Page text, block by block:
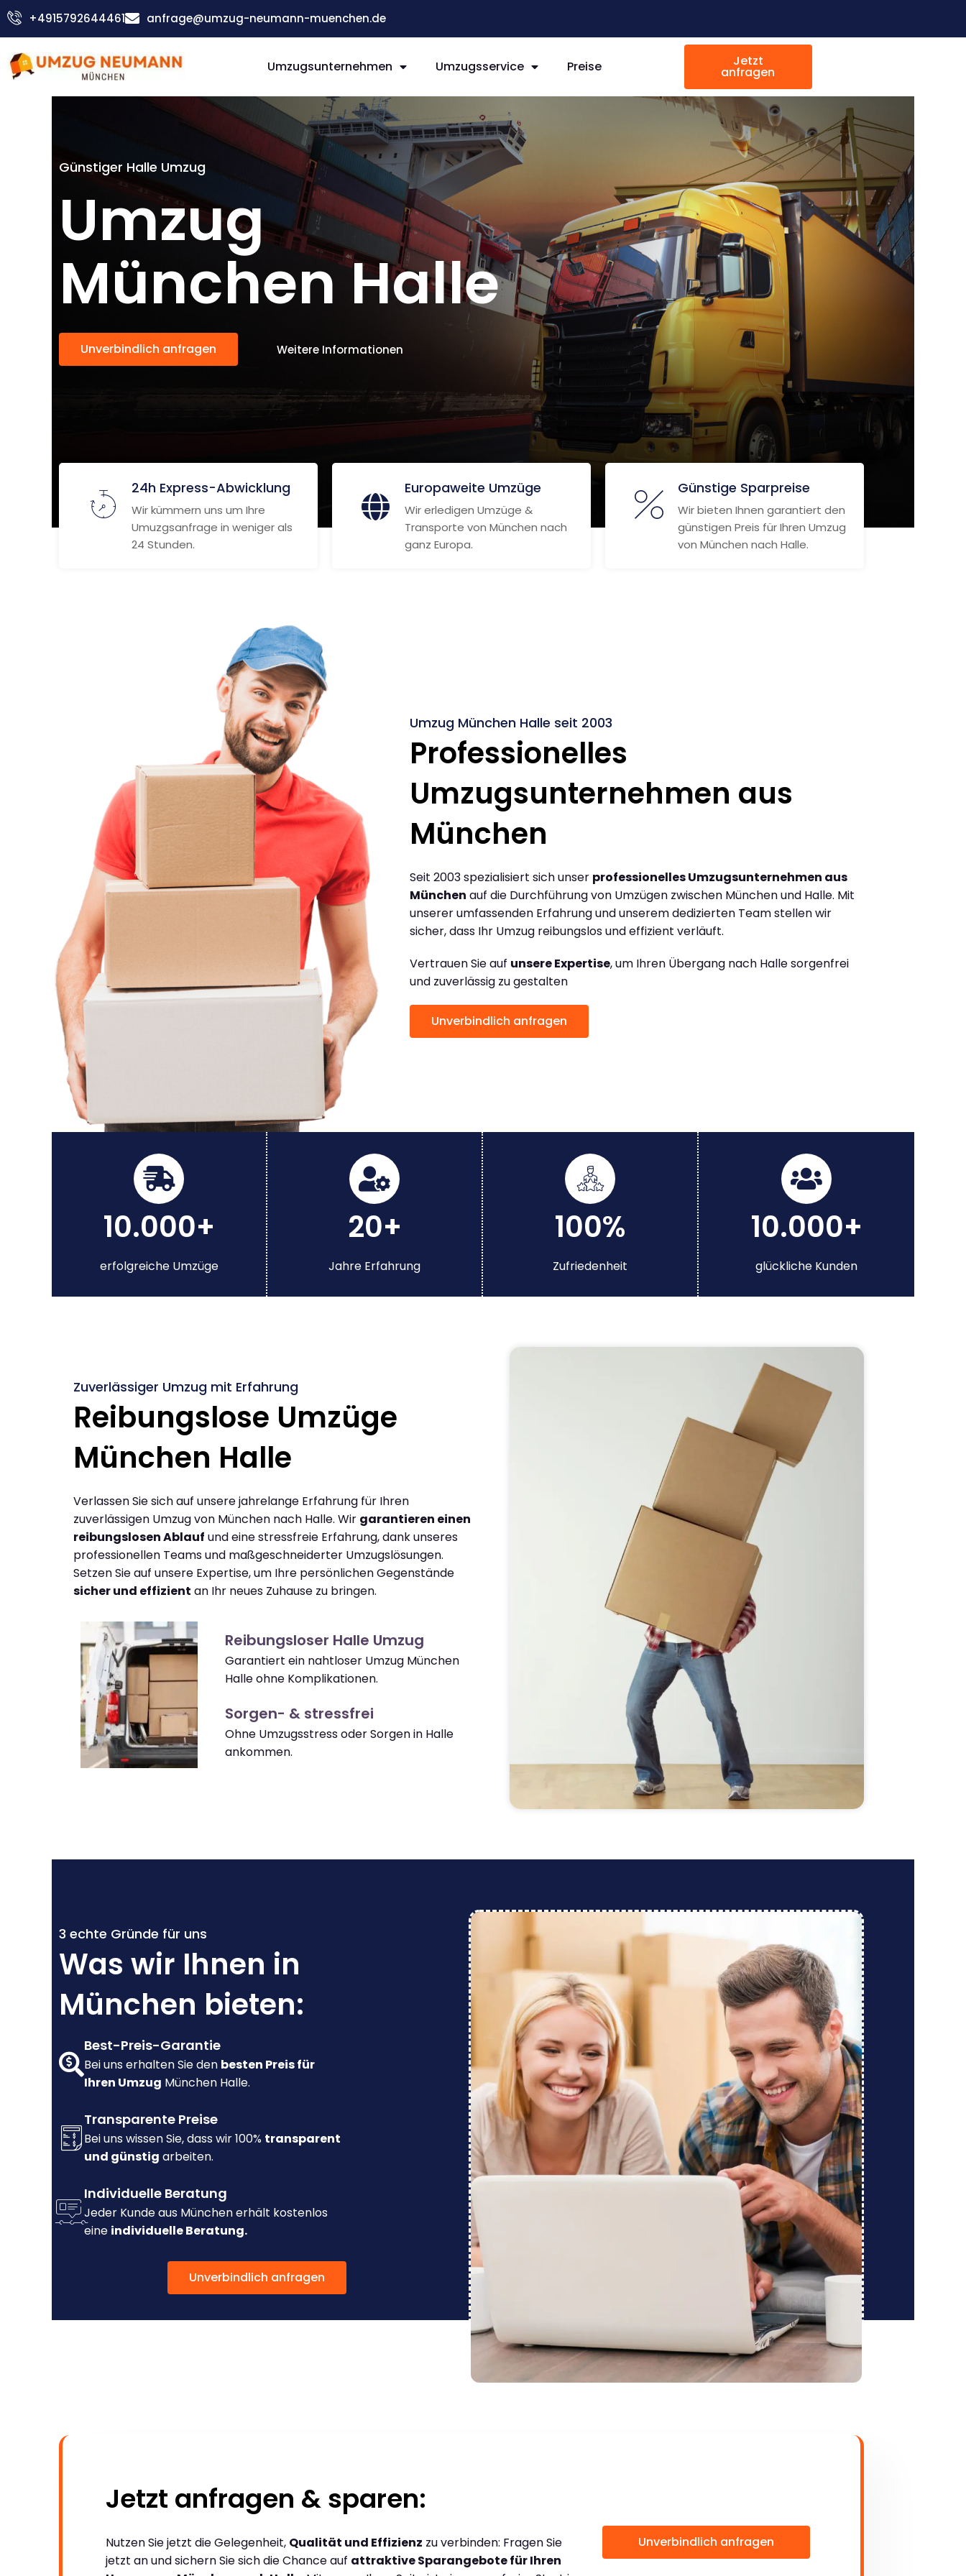
Zum
Inhalt
+4915792644461 anfrage@umzug-neumann-muenchen.de
Umzugsunternehmen Umzugsservice Preise Jetzt
anfragen
Günstiger Halle Umzug
Umzug
München Halle
Unverbindlich anfragen Weitere Informationen
24h Express-Abwicklung
Wir kümmern uns um Ihre
Umuzgsanfrage in weniger als
24 Stunden.
Europaweite Umzüge
Wir erledigen Umzüge &
Transporte von München nach
ganz Europa.
Günstige Sparpreise
Wir bieten Ihnen garantiert den
günstigen Preis für Ihren Umzug
von München nach Halle.
Umzug München Halle seit 2003
Professionelles
Umzugsunternehmen aus
München
Seit 2003 spezialisiert sich unser professionelles Umzugsunternehmen aus
München auf die Durchführung von Umzügen zwischen München und Halle. Mit
unserer umfassenden Erfahrung und unserem dedizierten Team stellen wir
sicher, dass Ihr Umzug reibungslos und effizient verläuft.
Vertrauen Sie auf unsere Expertise, um Ihren Übergang nach Halle sorgenfrei
und zuverlässig zu gestalten
Unverbindlich anfragen
10.000+
erfolgreiche Umzüge
20+
Jahre Erfahrung
100%
Zufriedenheit
10.000+
glückliche Kunden
Zuverlässiger Umzug mit Erfahrung
Reibungslose Umzüge
München Halle
Verlassen Sie sich auf unsere jahrelange Erfahrung für Ihren
zuverlässigen Umzug von München nach Halle. Wir garantieren einen
reibungslosen Ablauf und eine stressfreie Erfahrung, dank unseres
professionellen Teams und maßgeschneiderter Umzugslösungen.
Setzen Sie auf unsere Expertise, um Ihre persönlichen Gegenstände
sicher und effizient an Ihr neues Zuhause zu bringen.
Reibungsloser Halle Umzug
Garantiert ein nahtloser Umzug München
Halle ohne Komplikationen.
Sorgen- & stressfrei
Ohne Umzugsstress oder Sorgen in Halle
ankommen.
3 echte Gründe für uns
Was wir Ihnen in
München bieten:
Best-Preis-Garantie
Bei uns erhalten Sie den besten Preis für
Ihren Umzug München Halle.
Transparente Preise
Bei uns wissen Sie, dass wir 100% transparent
und günstig arbeiten.
Individuelle Beratung
Jeder Kunde aus München erhält kostenlos
eine individuelle Beratung.
Unverbindlich anfragen
Jetzt anfragen & sparen:
Nutzen Sie jetzt die Gelegenheit, Qualität und Effizienz zu verbinden: Fragen Sie
jetzt an und sichern Sie sich die Chance auf attraktive Sparangebote für Ihren
Unverbindlich anfragen